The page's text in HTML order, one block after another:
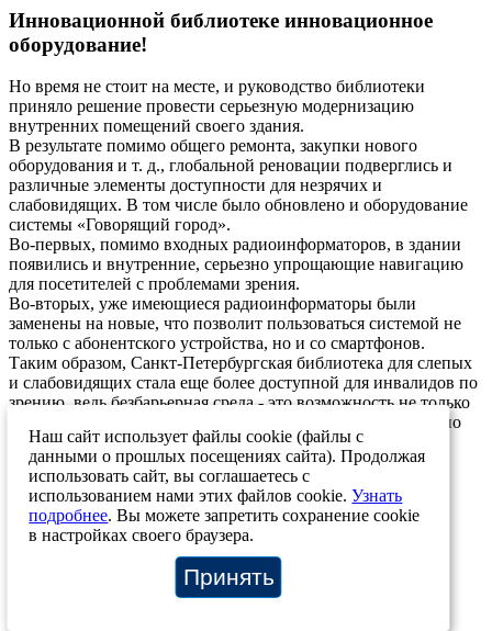
Инновационной библиотеке инновационное
оборудование!
Но время не стоит на месте, и руководство библиотеки
приняло решение провести серьезную модернизацию
внутренних помещений своего здания.
В результате помимо общего ремонта, закупки нового
оборудования и т. д., глобальной реновации подверглись и
различные элементы доступности для незрячих и
слабовидящих. В том числе было обновлено и оборудование
системы «Говорящий город».
Во-первых, помимо входных радиоинформаторов, в здании
появились и внутренние, серьезно упрощающие навигацию
для посетителей с проблемами зрения.
Во-вторых, уже имеющиеся радиоинформаторы были
заменены на новые, что позволит пользоваться системой не
только с абонентского устройства, но и со смартфонов.
Таким образом, Санкт-Петербургская библиотека для слепых
и слабовидящих стала еще более доступной для инвалидов по
зрению, ведь безбарьерная среда - это возможность не только
безопасно попасть куда-либо, но и сделать это максимально
комфортно.
25.06.2021
Возврат к списку
Наш сайт использует файлы cookie (файлы с
данными о прошлых посещениях сайта). Продолжая
использовать сайт, вы соглашаетесь с
использованием нами этих файлов cookie.Узнать
подробнее. Вы можете запретить сохранение cookie
в настройках своего браузера.
Принять
+7 (812) 244-46-72
Отзывы Карта объектов
О компании